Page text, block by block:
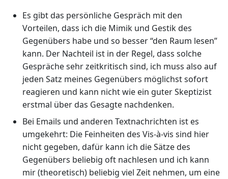
Es gibt das persönliche Gespräch mit den
Vorteilen, dass ich die Mimik und Gestik des
Gegenübers habe und so besser “den Raum lesen”
kann. Der Nachteil ist in der Regel, dass solche
Gespräche sehr zeitkritisch sind, ich muss also auf
jeden Satz meines Gegenübers möglichst sofort
reagieren und kann nicht wie ein guter Skeptizist
erstmal über das Gesagte nachdenken.
Bei Emails und anderen Textnachrichten ist es
umgekehrt: Die Feinheiten des Vis-à-vis sind hier
nicht gegeben, dafür kann ich die Sätze des
Gegenübers beliebig oft nachlesen und ich kann
mir (theoretisch) beliebig viel Zeit nehmen, um eine